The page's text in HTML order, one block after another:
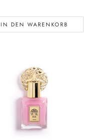
IN DEN WARENKORB